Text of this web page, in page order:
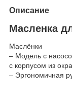
Описание
Масленка
Маслёнки
– Модель с
с корпусом из
– Эргономичная